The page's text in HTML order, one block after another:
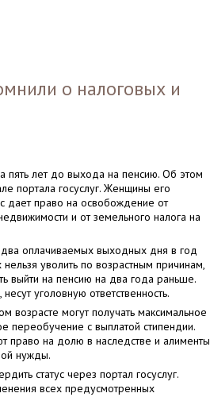
о налоговых и
пять лет до выхода на пенсию. Об этом
портала госуслуг. Женщины его
дает право на освобождение от
и от земельного налога на
два оплачиваемых выходных дня в год
уволить по возрастным причинам,
выйти на пенсию на два года раньше.
уголовную ответственность.
возрасте могут получать максимальное
переобучение с выплатой стипендии.
право на долю в наследстве и алименты
нужды.
статус через портал госуслуг.
всех предусмотренных